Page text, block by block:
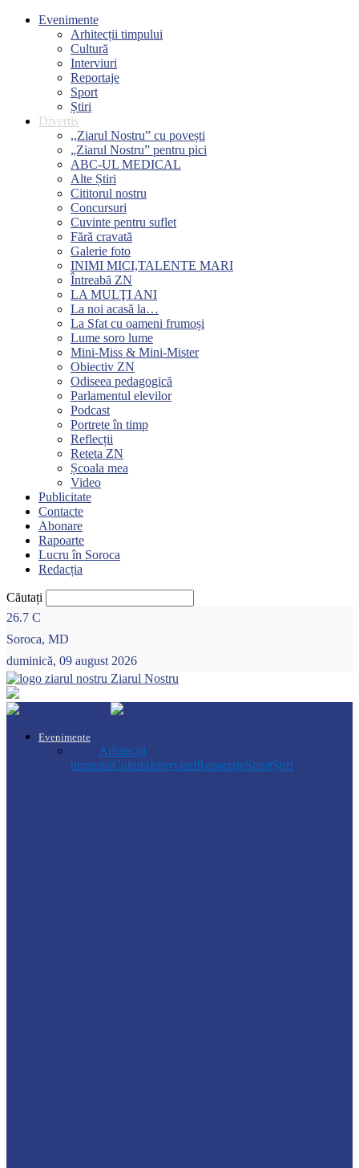
Evenimente
Arhitecții timpului
Cultură
Interviuri
Reportaje
Sport
Știri
Divertis
,,Ziarul Nostru” cu povești
„Ziarul Nostru” pentru pici
ABC-UL MEDICAL
Alte Știri
Cititorul nostru
Concursuri
Cuvinte pentru suflet
Fără cravată
Galerie foto
INIMI MICI,TALENTE MARI
Întreabă ZN
LA MULŢI ANI
La noi acasă la…
La Sfat cu oameni frumoși
Lume soro lume
Mini-Miss & Mini-Mister
Obiectiv ZN
Odiseea pedagogică
Parlamentul elevilor
Podcast
Portrete în timp
Reflecții
Reteta ZN
Școala mea
Video
Publicitate
Contacte
Abonare
Rapoarte
Lucru în Soroca
Redacția
Căutați
26.7 C
Soroca, MD
duminică, 09 august 2026
Ziarul Nostru
Evenimente
Arhitecții
timpuluiCulturăInterviuriReportajeSportȘtiri